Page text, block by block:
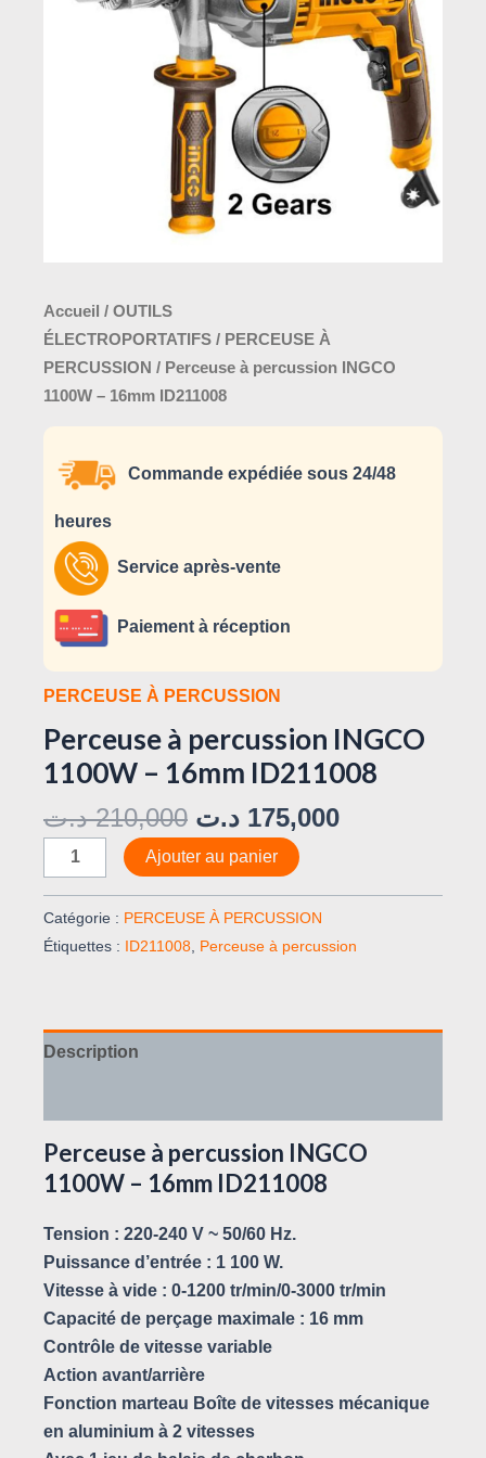
Accueil / OUTILS
ÉLECTROPORTATIFS / PERCEUSE À
PERCUSSION / Perceuse à percussion INGCO
1100W – 16mm ID211008
Commande expédiée sous 24/48
heures
Service après-vente
Paiement à réception
PERCEUSE À PERCUSSION
Perceuse à percussion INGCO
1100W – 16mm ID211008
210,000 د.ت 175,000 د.ت
Ajouter au panier
Catégorie : PERCEUSE À PERCUSSION
Étiquettes : ID211008, Perceuse à percussion
Description
Perceuse à percussion INGCO
1100W – 16mm ID211008
Tension : 220-240 V ~ 50/60 Hz.
Puissance d’entrée : 1 100 W.
Vitesse à vide : 0-1200 tr/min/0-3000 tr/min
Capacité de perçage maximale : 16 mm
Contrôle de vitesse variable
Action avant/arrière
Fonction marteau Boîte de vitesses mécanique
en aluminium à 2 vitesses